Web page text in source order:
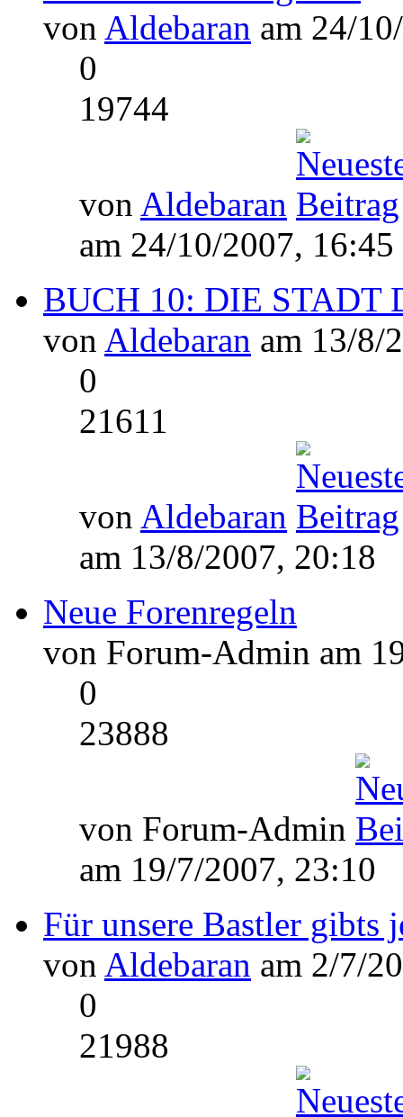
von Aldebaran am 24/
0
19744
von Aldebaran
am 24/10/2007, 16:45
BUCH 10: DIE STADT
von Aldebaran am 13/8/
0
21611
von Aldebaran
am 13/8/2007, 20:18
Neue Forenregeln
von Forum-Admin am
0
23888
von Forum-Admin
am 19/7/2007, 23:10
Für unsere Bastler gibts
von Aldebaran am 2/7/
0
21988